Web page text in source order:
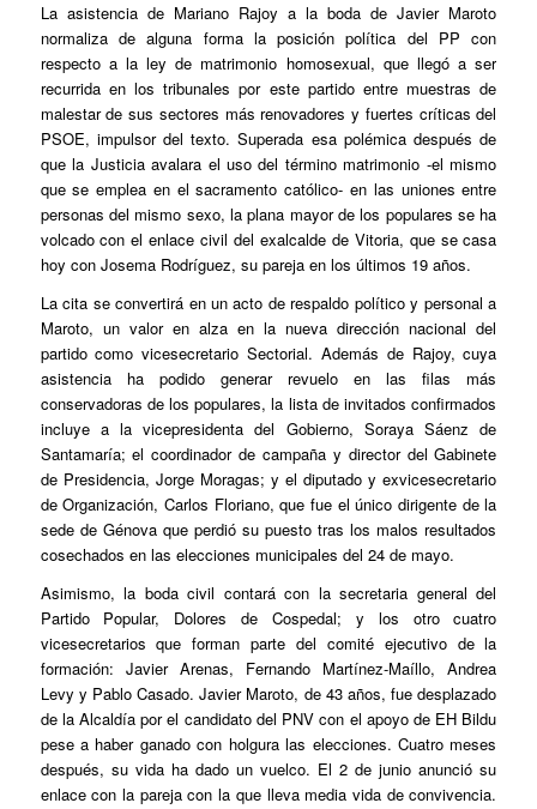
La asistencia de Mariano Rajoy a la boda de Javier Maroto
normaliza de alguna forma la posición política del PP con
respecto a la ley de matrimonio homosexual, que llegó a ser
recurrida en los tribunales por este partido entre muestras de
malestar de sus sectores más renovadores y fuertes críticas del
PSOE, impulsor del texto. Superada esa polémica después de
que la Justicia avalara el uso del término matrimonio -el mismo
que se emplea en el sacramento católico- en las uniones entre
personas del mismo sexo, la plana mayor de los populares se ha
volcado con el enlace civil del exalcalde de Vitoria, que se casa
hoy con Josema Rodríguez, su pareja en los últimos 19 años.
La cita se convertirá en un acto de respaldo político y personal a
Maroto, un valor en alza en la nueva dirección nacional del
partido como vicesecretario Sectorial. Además de Rajoy, cuya
asistencia ha podido generar revuelo en las filas más
conservadoras de los populares, la lista de invitados confirmados
incluye a la vicepresidenta del Gobierno, Soraya Sáenz de
Santamaría; el coordinador de campaña y director del Gabinete
de Presidencia, Jorge Moragas; y el diputado y exvicesecretario
de Organización, Carlos Floriano, que fue el único dirigente de la
sede de Génova que perdió su puesto tras los malos resultados
cosechados en las elecciones municipales del 24 de mayo.
Asimismo, la boda civil contará con la secretaria general del
Partido Popular, Dolores de Cospedal; y los otro cuatro
vicesecretarios que forman parte del comité ejecutivo de la
formación: Javier Arenas, Fernando Martínez-Maíllo, Andrea
Levy y Pablo Casado. Javier Maroto, de 43 años, fue desplazado
de la Alcaldía por el candidato del PNV con el apoyo de EH Bildu
pese a haber ganado con holgura las elecciones. Cuatro meses
después, su vida ha dado un vuelco. El 2 de junio anunció su
enlace con la pareja con la que lleva media vida de convivencia.